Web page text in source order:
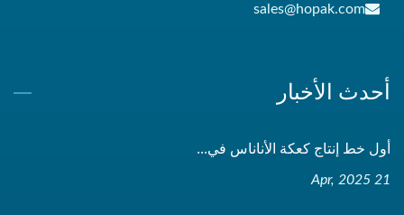
sales@hopak.com
أحدث الأخبار
أول خط إنتاج كعكة الأناناس في...
21 Apr, 2025